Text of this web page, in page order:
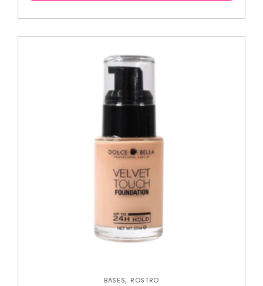
BASES, ROSTRO